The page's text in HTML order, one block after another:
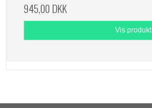
945,00 DKK
Vis produkt